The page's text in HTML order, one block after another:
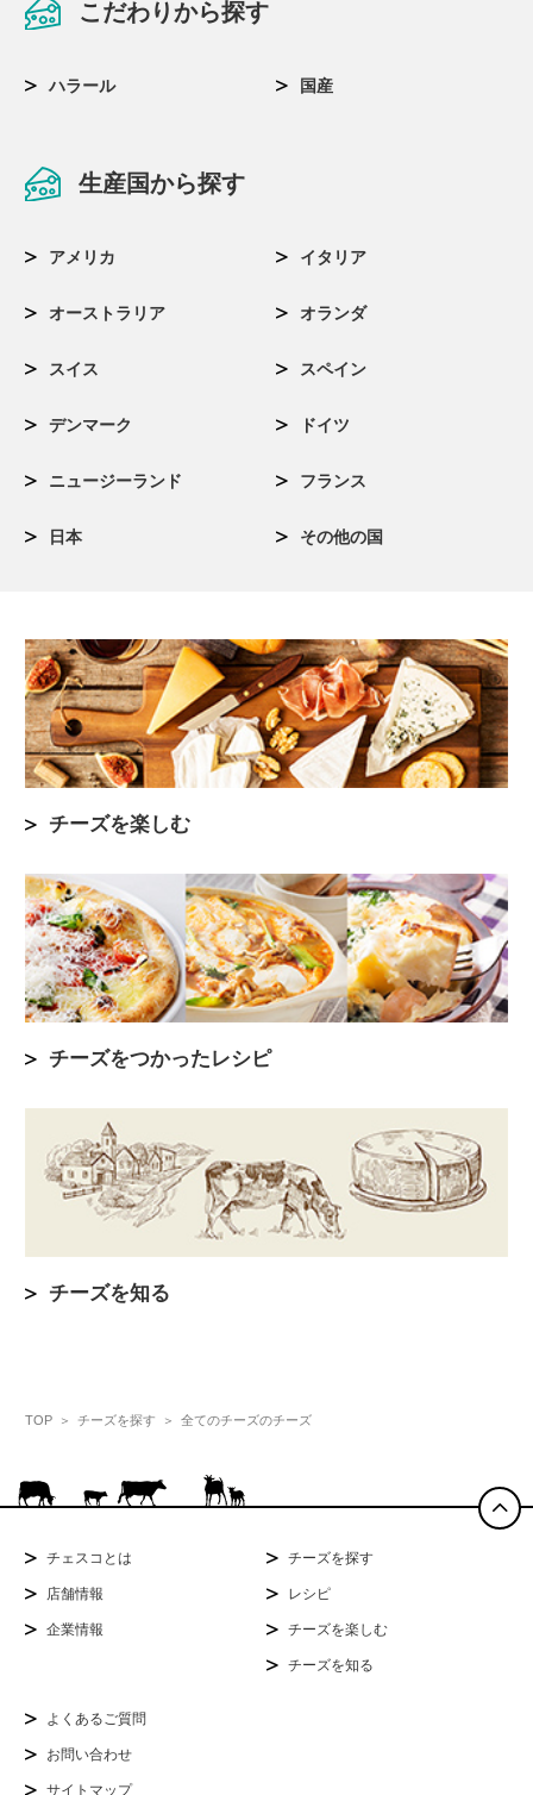
こだわりから探す
ハラール 国産
生産国から探す
アメリカ イタリア
オーストラリア オランダ
スイス スペイン
デンマーク ドイツ
ニュージーランド フランス
日本 その他の国
チーズを楽しむ
チーズをつかったレシピ
チーズを知る
TOP チーズを探す 全てのチーズのチーズ
チェスコとは
店舗情報
企業情報
チーズを探す
レシピ
チーズを楽しむ
チーズを知る
よくあるご質問
お問い合わせ
サイトマップ